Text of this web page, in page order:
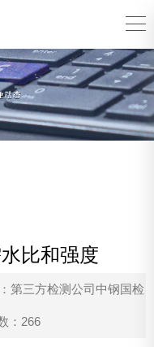
比和强度
第三方检测公司中钢国检
：266